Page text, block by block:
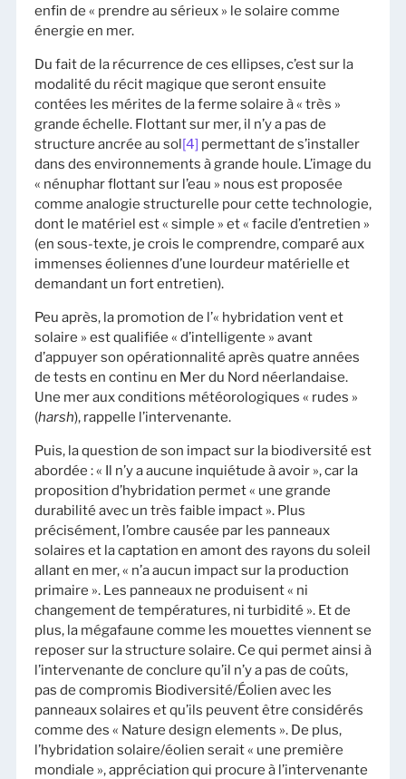
enfin de « prendre au sérieux » le solaire comme
énergie en mer.
Du fait de la récurrence de ces ellipses, c’est sur la
modalité du récit magique que seront ensuite
contées les mérites de la ferme solaire à « très »
grande échelle. Flottant sur mer, il n’y a pas de
structure ancrée au sol[4] permettant de s’installer
dans des environnements à grande houle. L’image du
« nénuphar flottant sur l’eau » nous est proposée
comme analogie structurelle pour cette technologie,
dont le matériel est « simple » et « facile d’entretien »
(en sous-texte, je crois le comprendre, comparé aux
immenses éoliennes d’une lourdeur matérielle et
demandant un fort entretien).
Peu après, la promotion de l’« hybridation vent et
solaire » est qualifiée « d’intelligente » avant
d’appuyer son opérationnalité après quatre années
de tests en continu en Mer du Nord néerlandaise.
Une mer aux conditions météorologiques « rudes »
(harsh), rappelle l’intervenante.
Puis, la question de son impact sur la biodiversité est
abordée : « Il n’y a aucune inquiétude à avoir », car la
proposition d’hybridation permet « une grande
durabilité avec un très faible impact ». Plus
précisément, l’ombre causée par les panneaux
solaires et la captation en amont des rayons du soleil
allant en mer, « n’a aucun impact sur la production
primaire ». Les panneaux ne produisent « ni
changement de températures, ni turbidité ». Et de
plus, la mégafaune comme les mouettes viennent se
reposer sur la structure solaire. Ce qui permet ainsi à
l’intervenante de conclure qu’il n’y a pas de coûts,
pas de compromis Biodiversité/Éolien avec les
panneaux solaires et qu’ils peuvent être considérés
comme des « Nature design elements ». De plus,
l’hybridation solaire/éolien serait « une première
mondiale », appréciation qui procure à l’intervenante